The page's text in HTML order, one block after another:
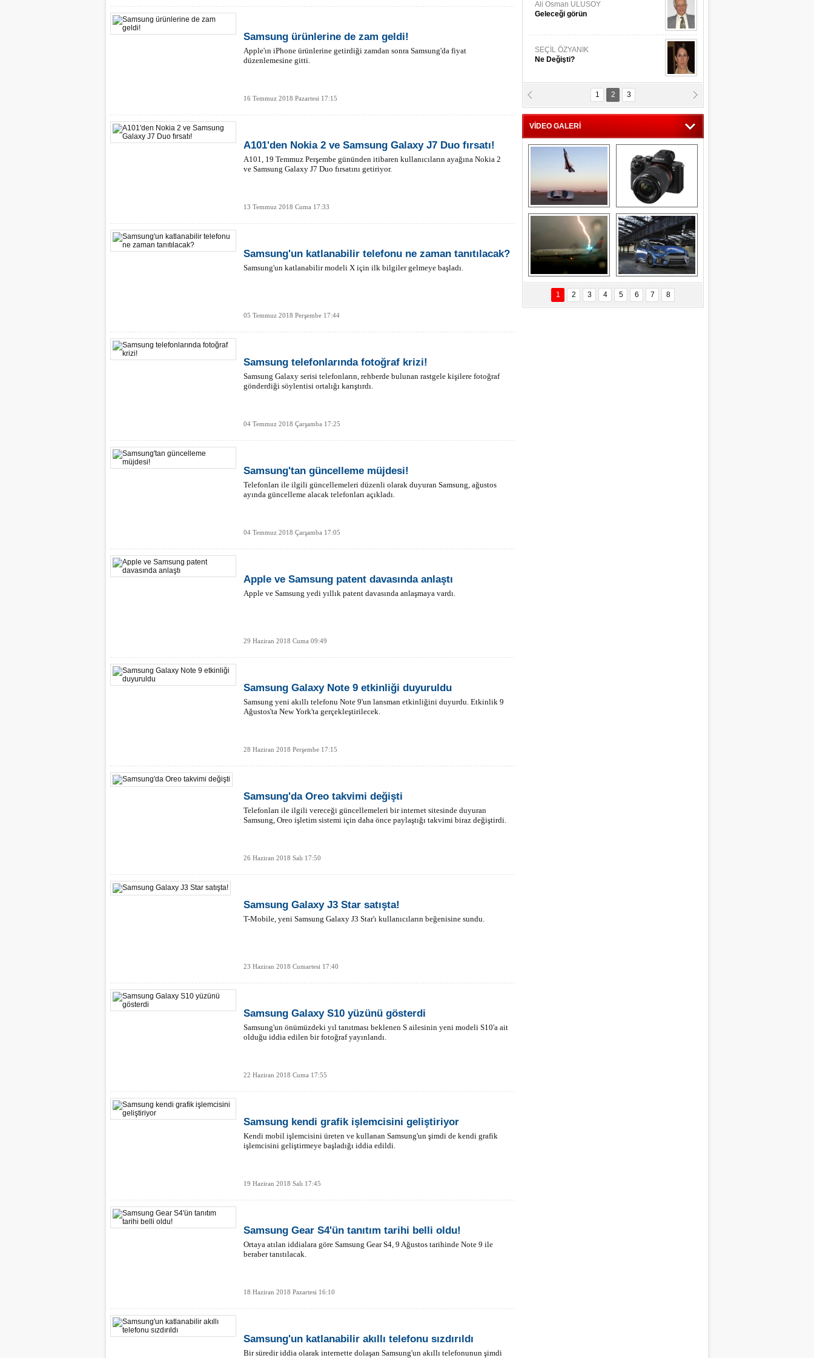
Samsung ürünlerine de zam geldi!
Apple'ın iPhone ürünlerine getirdiği zamdan sonra Samsung'da fiyat
düzenlemesine gitti.
16 Temmuz 2018 Pazartesi 17:15
A101'den Nokia 2 ve Samsung Galaxy J7 Duo fırsatı!
A101, 19 Temmuz Perşembe gününden itibaren kullanıcıların ayağına Nokia 2
ve Samsung Galaxy J7 Duo fırsatını getiriyor.
13 Temmuz 2018 Cuma 17:33
Samsung'un katlanabilir telefonu ne zaman tanıtılacak?
Samsung'un katlanabilir modeli X için ilk bilgiler gelmeye başladı.
05 Temmuz 2018 Perşembe 17:44
Samsung telefonlarında fotoğraf krizi!
Samsung Galaxy serisi telefonların, rehberde bulunan rastgele kişilere fotoğraf
gönderdiği söylentisi ortalığı karıştırdı.
04 Temmuz 2018 Çarşamba 17:25
Samsung'tan güncelleme müjdesi!
Telefonları ile ilgili güncellemeleri düzenli olarak duyuran Samsung, ağustos
ayında güncelleme alacak telefonları açıkladı.
04 Temmuz 2018 Çarşamba 17:05
Apple ve Samsung patent davasında anlaştı
Apple ve Samsung yedi yıllık patent davasında anlaşmaya vardı.
29 Haziran 2018 Cuma 09:49
Samsung Galaxy Note 9 etkinliği duyuruldu
Samsung yeni akıllı telefonu Note 9'un lansman etkinliğini duyurdu. Etkinlik 9
Ağustos'ta New York'ta gerçekleştirilecek.
28 Haziran 2018 Perşembe 17:15
Samsung'da Oreo takvimi değişti
Telefonları ile ilgili vereceği güncellemeleri bir internet sitesinde duyuran
Samsung, Oreo işletim sistemi için daha önce paylaştığı takvimi biraz değiştirdi.
26 Haziran 2018 Salı 17:50
Samsung Galaxy J3 Star satışta!
T-Mobile, yeni Samsung Galaxy J3 Star'ı kullanıcıların beğenisine sundu.
23 Haziran 2018 Cumartesi 17:40
Samsung Galaxy S10 yüzünü gösterdi
Samsung'un önümüzdeki yıl tanıtması beklenen S ailesinin yeni modeli S10'a ait
olduğu iddia edilen bir fotoğraf yayınlandı.
22 Haziran 2018 Cuma 17:55
Samsung kendi grafik işlemcisini geliştiriyor
Kendi mobil işlemcisini üreten ve kullanan Samsung'un şimdi de kendi grafik
işlemcisini geliştirmeye başladığı iddia edildi.
19 Haziran 2018 Salı 17:45
Samsung Gear S4'ün tanıtım tarihi belli oldu!
Ortaya atılan iddialara göre Samsung Gear S4, 9 Ağustos tarihinde Note 9 ile
beraber tanıtılacak.
18 Haziran 2018 Pazartesi 16:10
Samsung'un katlanabilir akıllı telefonu sızdırıldı
Bir süredir iddia olarak internette dolaşan Samsung'un akıllı telefonunun şimdi
Ali Osman ULUSOY
Geleceği görün
SEÇİL ÖZYANIK
Ne Değişti?
MERİÇ KÖYATASI
Bayraksız Vatan !
1 2 3
VİDEO GALERİ
Savaş uçağı
pilotundan
muhteşem gösteri
Sony Alpha 7R II ön
inceleme
Delta uçağına
yıldırım çarptı
Ford Focus RS
(2015)
1 2 3 4 5 6 7 8